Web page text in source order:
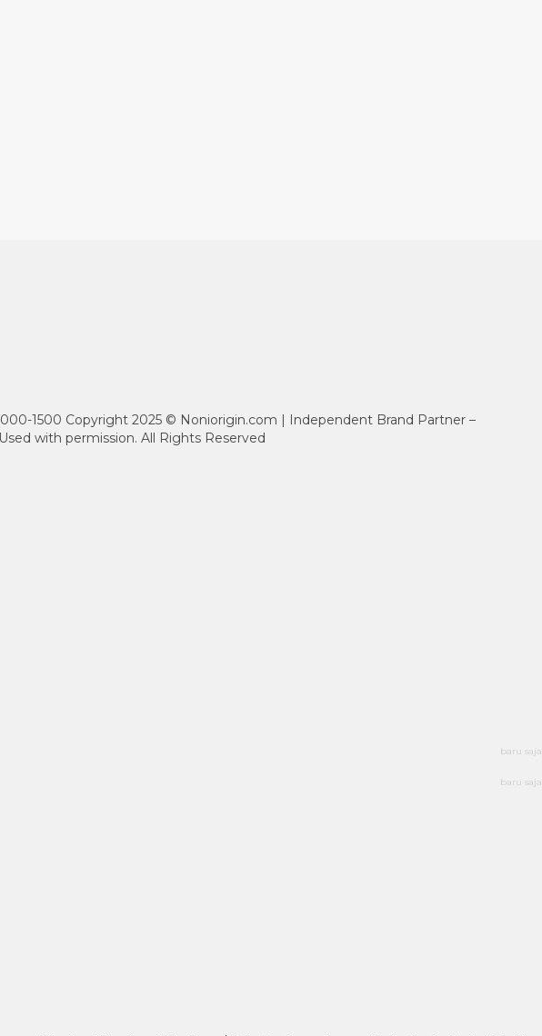
1500 Copyright 2025 © Noniorigin.com | Independent Brand Partner –
with permission. All Rights Reserved
baru saja
baru saja